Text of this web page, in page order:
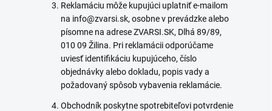
Reklamáciu môže kupujúci uplatniť e-mailom
na info@zvarsi.sk, osobne v prevádzke alebo
písomne na adrese ZVARSI.SK, Dlhá 89/89,
010 09 Žilina. Pri reklamácii odporúčame
uviesť identifikáciu kupujúceho, číslo
objednávky alebo dokladu, popis vady a
požadovaný spôsob vybavenia reklamácie.
Obchodník poskytne spotrebiteľovi potvrdenie